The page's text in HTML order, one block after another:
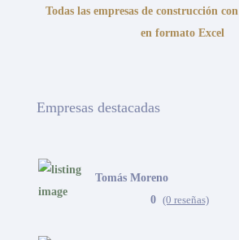
Todas las empresas de construcción
en formato Excel
Empresas destacadas
Tomás Moreno
0 (0 reseñas)